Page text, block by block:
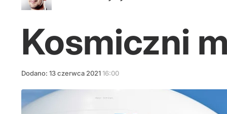
23
Kosmiczni
Dodano: 13czerwca 202116:00